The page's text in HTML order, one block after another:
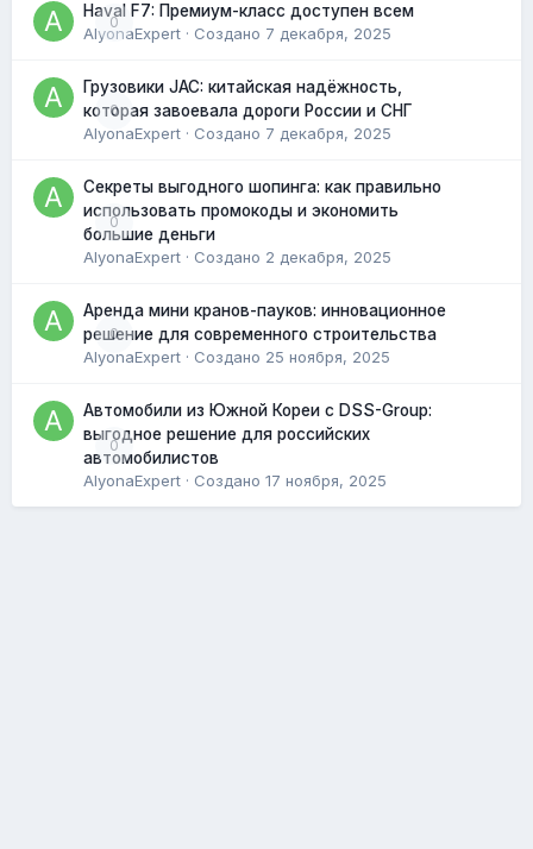
0
Haval F7: Премиум-класс доступен всем
AlyonaExpert · Создано 7 декабря, 2025
0
Грузовики JAC: китайская надёжность,
которая завоевала дороги России и СНГ
AlyonaExpert · Создано 7 декабря, 2025
0
Секреты выгодного шопинга: как правильно
использовать промокоды и экономить
большие деньги
AlyonaExpert · Создано 2 декабря, 2025
0
Аренда мини кранов-пауков: инновационное
решение для современного строительства
AlyonaExpert · Создано 25 ноября, 2025
0
Автомобили из Южной Кореи с DSS-Group:
выгодное решение для российских
автомобилистов
AlyonaExpert · Создано 17 ноября, 2025